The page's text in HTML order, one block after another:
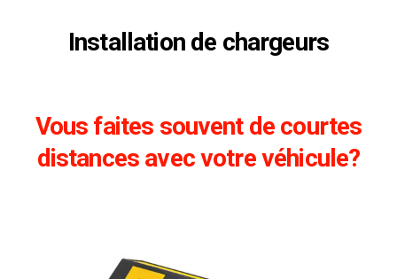
Installation de chargeurs
Vous faites souvent de courtes
distances avec votre véhicule?